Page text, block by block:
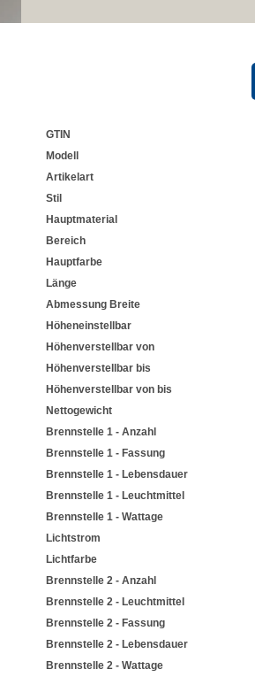
GTIN
Modell
Artikelart
Stil
Hauptmaterial
Bereich
Hauptfarbe
Länge
Abmessung Breite
Höheneinstellbar
Höhenverstellbar von
Höhenverstellbar bis
Höhenverstellbar von bis
Nettogewicht
Brennstelle 1 - Anzahl
Brennstelle 1 - Fassung
Brennstelle 1 - Lebensdauer
Brennstelle 1 - Leuchtmittel
Brennstelle 1 - Wattage
Lichtstrom
Lichtfarbe
Brennstelle 2 - Anzahl
Brennstelle 2 - Leuchtmittel
Brennstelle 2 - Fassung
Brennstelle 2 - Lebensdauer
Brennstelle 2 - Wattage